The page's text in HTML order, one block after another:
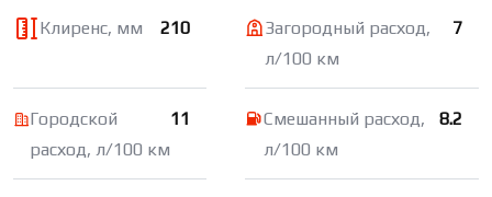
Клиренс, мм 210
Загородный расход,
л/100 км
7
Городской
расход, л/100 км
11
Смешанный расход,
л/100 км
8.2